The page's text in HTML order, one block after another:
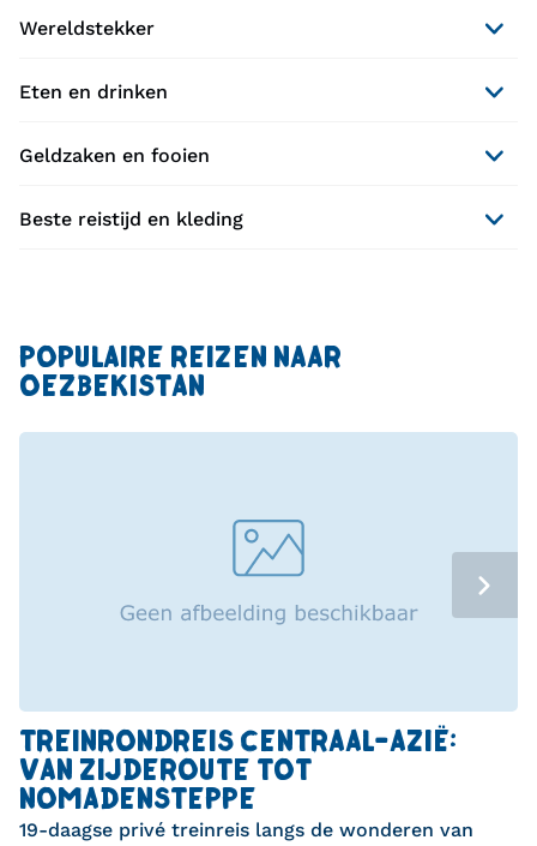
Wereldstekker
Eten en drinken
Geldzaken en fooien
Beste reistijd en kleding
POPULAIRE REIZEN NAAR
OEZBEKISTAN
TREINRONDREIS CENTRAAL-AZIË:
VAN ZIJDEROUTE TOT
NOMADENSTEPPE
19-daagse privé treinreis langs de wonderen van